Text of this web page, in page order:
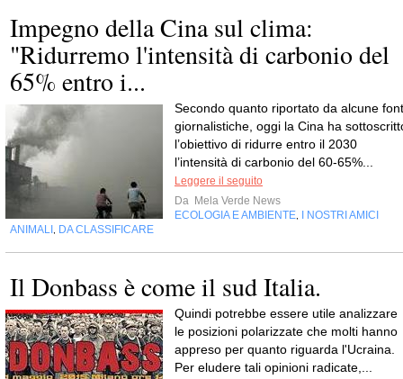
Impegno della Cina sul clima:
"Ridurremo l'intensità di carbonio del
65% entro i...
Secondo quanto riportato da alcune
giornalistiche, oggi la Cina ha
l’obiettivo di ridurre entro il 2030
l’intensità di carbonio del 60-65%...
Leggere il seguito
Da Mela Verde News
ECOLOGIA E AMBIENTE
I NOSTRI AMICI
ANIMALI
DA CLASSIFICARE
Il Donbass è come il sud Italia.
Quindi potrebbe essere utile analizzare
le posizioni polarizzate che molti hanno
appreso per quanto riguarda l'Ucraina.
Per eludere tali opinioni radicate,...